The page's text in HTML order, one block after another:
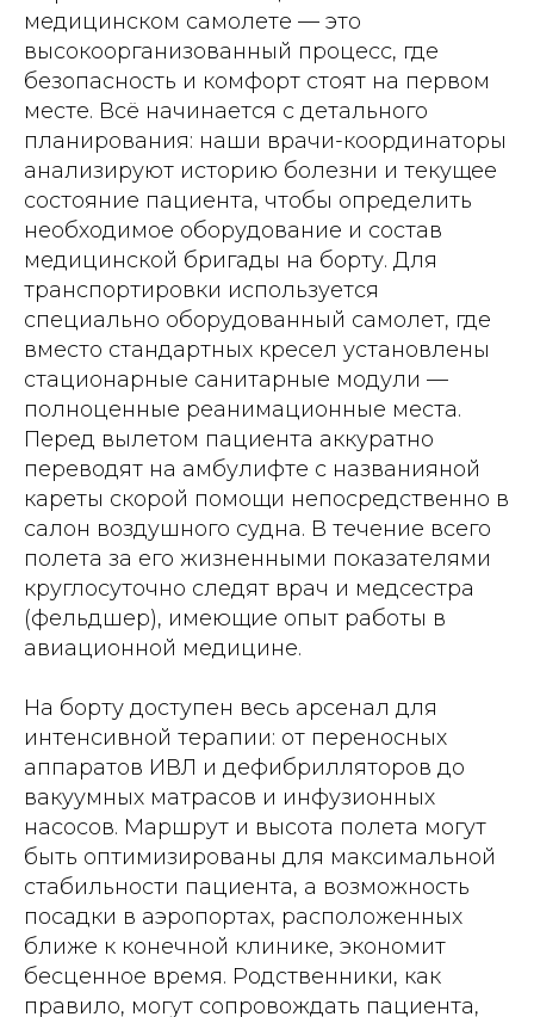
медицинском самолете — это
высокоорганизованный процесс, где
безопасность и комфорт стоят на первом
месте. Всё начинается с детального
планирования: наши врачи-координаторы
анализируют историю болезни и текущее
состояние пациента, чтобы определить
необходимое оборудование и состав
медицинской бригады на борту. Для
транспортировки используется
специально оборудованный самолет, где
вместо стандартных кресел установлены
стационарные санитарные модули —
полноценные реанимационные места.
Перед вылетом пациента аккуратно
переводят на амбулифте с названияной
кареты скорой помощи непосредственно в
салон воздушного судна. В течение всего
полета за его жизненными показателями
круглосуточно следят врач и медсестра
(фельдшер), имеющие опыт работы в
авиационной медицине.
На борту доступен весь арсенал для
интенсивной терапии: от переносных
аппаратов ИВЛ и дефибрилляторов до
вакуумных матрасов и инфузионных
насосов. Маршрут и высота полета могут
быть оптимизированы для максимальной
стабильности пациента, а возможность
посадки в аэропортах, расположенных
ближе к конечной клинике, экономит
бесценное время. Родственники, как
правило, могут сопровождать пациента,